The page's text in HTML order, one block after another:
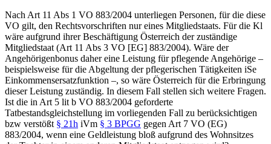
Nach Art 11 Abs 1 VO 883/2004 unterliegen Personen, für die diese
VO gilt, den Rechtsvorschriften nur eines Mitgliedstaats. Für die Kl
wäre aufgrund ihrer Beschäftigung Österreich der zuständige
Mitgliedstaat (Art 11 Abs 3 VO [EG] 883/2004). Wäre der
Angehörigenbonus daher eine Leistung für pflegende Angehörige –
beispielsweise für die Abgeltung der pflegerischen Tätigkeiten iSe
Einkommensersatzfunktion –, so wäre Österreich für die Erbringung
dieser Leistung zuständig. In diesem Fall stellen sich weitere Fragen.
Ist die in Art 5 lit b VO 883/2004 geforderte
Tatbestandsgleichstellung im vorliegenden Fall zu berücksichtigen
bzw verstößt § 21h iVm § 3 BPGG gegen Art 7 VO (EG)
883/2004, wenn eine Geldleistung bloß aufgrund des Wohnsitzes